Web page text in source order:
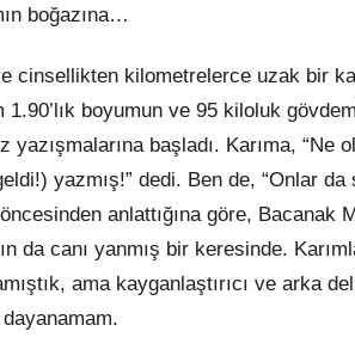
boğazına…
cinsellikten kilometrelerce uzak bir
1.90’lık boyumun ve 95 kiloluk
başladı. Karıma, “Ne
yazmış!” dedi. Ben de, “Onlar
anlattığına göre, Bacanak
da canı yanmış bir keresinde.
ama kayganlaştırıcı ve arka